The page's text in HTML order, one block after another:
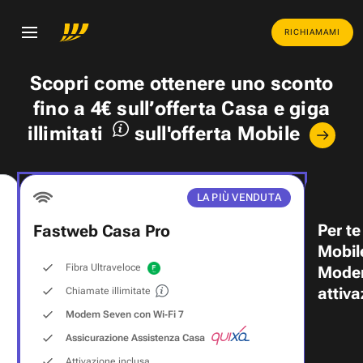
RICHIAMAMI
Scopri come ottenere uno sconto
fino a 4€ sull’offerta Casa egiga
illimitati
sull'offerta Mobile
LA PIÙ VENDUTA
Fastweb Casa Pro
Fibra Ultraveloce
Chiamate illimitate
Modem Seven con Wi‑Fi 7
Assicurazione Assistenza Casa
Per